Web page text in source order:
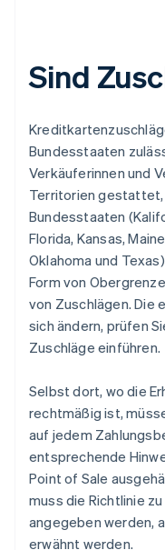
Sind
Bundesstaaten
Verkäuferinnen und
Territorien gestattet,
Bundesstaaten
Florida, Kansas,
Oklahoma und
Form von
von Zuschlägen. Die
sich ändern, prüfen
Zuschläge einführen.
Selbst dort, wo die
rechtmäßig ist,
auf jedem
entsprechende
Point of Sale
muss die Richtlinie
angegeben werden,
erwähnt werden.